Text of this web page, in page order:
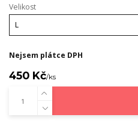
Velikost
Nejsem plátce DPH
450 Kč/ks